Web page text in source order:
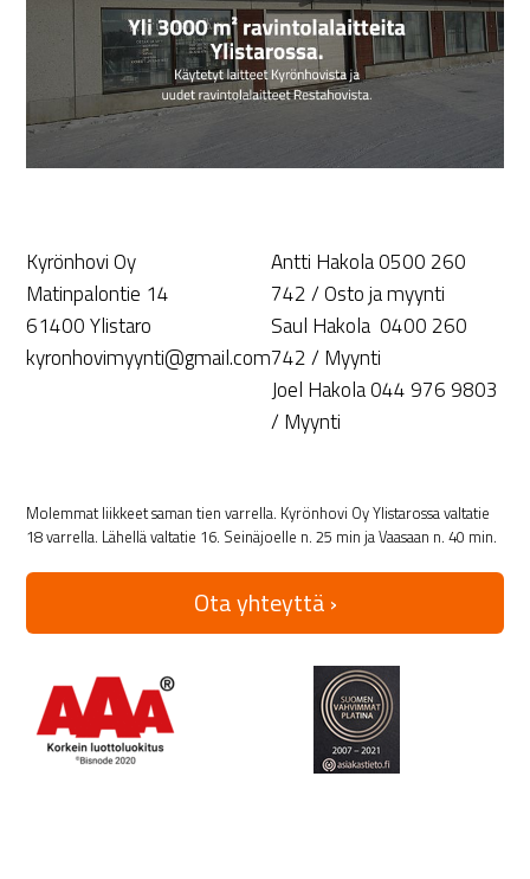
Kyrönhovi Oy
Matinpalontie 14
61400 Ylistaro
kyronhovimyynti@gmail.com
Antti Hakola 0500 260
742 / Osto ja myynti
Saul Hakola 0400 260
742 / Myynti
Joel Hakola 044 976 9803
/ Myynti
Molemmat liikkeet saman tien varrella. Kyrönhovi Oy Ylistarossa valtatie
18 varrella. Lähellä valtatie 16. Seinäjoelle n. 25 min ja Vaasaan n. 40 min.
Ota yhteyttä ›